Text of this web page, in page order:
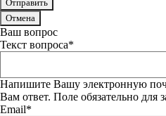
Отмена
Ваш вопрос
Текст вопроса*
Напишите Вашу электронную
Вам ответ. Поле обязательно для
Email*